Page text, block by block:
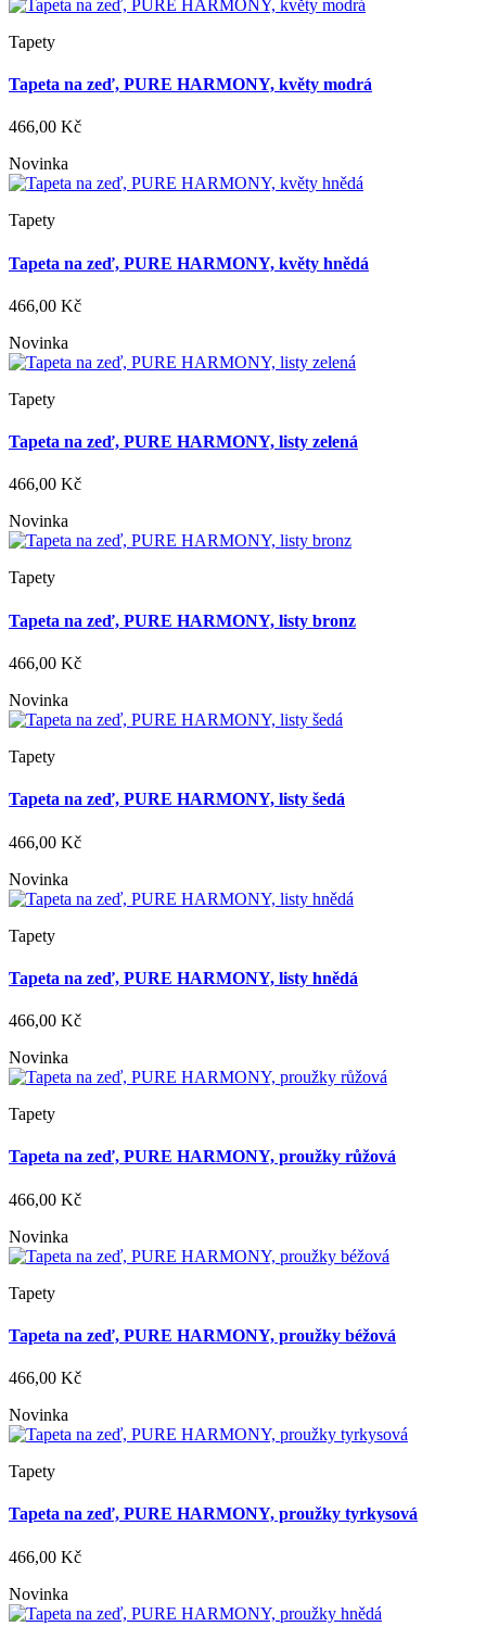
Tapety
Tapeta na zeď, PURE HARMONY, květy modrá
466,00 Kč
Novinka
Tapety
Tapeta na zeď, PURE HARMONY, květy hnědá
466,00 Kč
Novinka
Tapety
Tapeta na zeď, PURE HARMONY, listy zelená
466,00 Kč
Novinka
Tapety
Tapeta na zeď, PURE HARMONY, listy bronz
466,00 Kč
Novinka
Tapety
Tapeta na zeď, PURE HARMONY, listy šedá
466,00 Kč
Novinka
Tapety
Tapeta na zeď, PURE HARMONY, listy hnědá
466,00 Kč
Novinka
Tapety
Tapeta na zeď, PURE HARMONY, proužky růžová
466,00 Kč
Novinka
Tapety
Tapeta na zeď, PURE HARMONY, proužky béžová
466,00 Kč
Novinka
Tapety
Tapeta na zeď, PURE HARMONY, proužky tyrkysová
466,00 Kč
Novinka